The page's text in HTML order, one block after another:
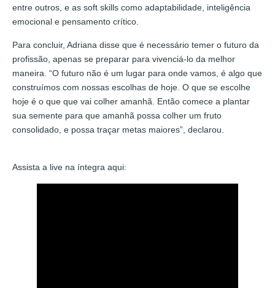
entre outros, e as soft skills como adaptabilidade, inteligência
emocional e pensamento crítico.
Para concluir, Adriana disse que é necessário temer o futuro da
profissão, apenas se preparar para vivenciá-lo da melhor
maneira. “O futuro não é um lugar para onde vamos, é algo que
construímos com nossas escolhas de hoje. O que se escolhe
hoje é o que que vai colher amanhã. Então comece a plantar
sua semente para que amanhã possa colher um fruto
consolidado, e possa traçar metas maiores”, declarou.
Assista a live na íntegra aqui: